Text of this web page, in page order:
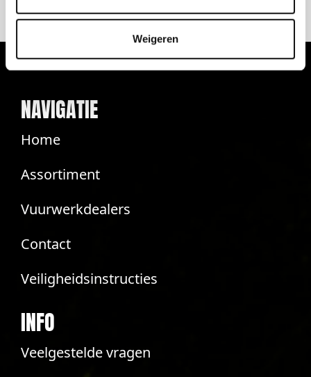
Weigeren
NAVIGATIE
Home
Assortiment
Vuurwerkdealers
Contact
Veiligheidsinstructies
INFO
Veelgestelde vragen